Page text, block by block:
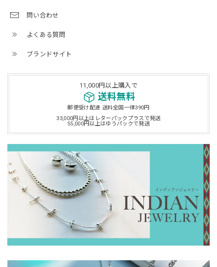
問い合わせ
よくある質問
ブランドサイト
11,000円以上購入で
送料無料
郵便受け配達 送料全国一律390円
33,000円以上はレターパックプラスで発送
55,000円以上はゆうパックで発送